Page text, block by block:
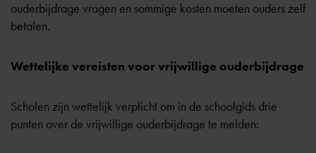
ouderbijdrage vragen en sommige kosten moeten ouders zelf
betalen.
Wettelijke vereisten voor vrijwillige ouderbijdrage
Scholen zijn wettelijk verplicht om in de schoolgids drie
punten over de vrijwillige ouderbijdrage te melden: